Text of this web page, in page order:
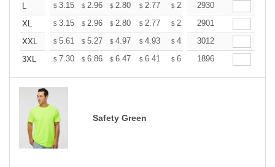
L
$ 3.15 $ 2.96 $ 2.80 $ 2.77 $ 2.72 $2.70
2930
XL
$ 3.15 $ 2.96 $ 2.80 $ 2.77 $ 2.72 $2.70
2901
XXL
$ 5.61 $ 5.27 $ 4.97 $ 4.93 $ 4.85 $4.80
3012
3XL
$ 7.30 $ 6.86 $ 6.47 $ 6.41 $ 6.30 $6.25
1896
Safety Green